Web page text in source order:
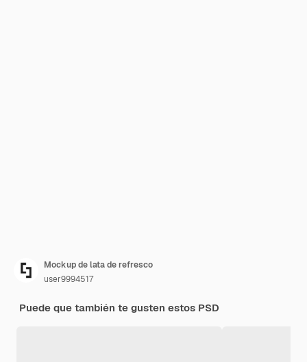
Mockup de lata de refresco
user9994517
Puede que también te gusten estos PSD